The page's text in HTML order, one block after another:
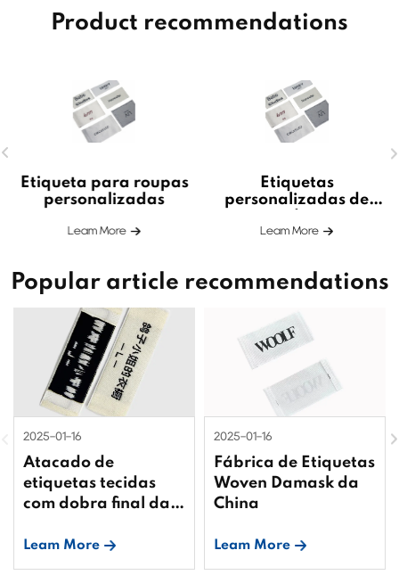
Product recommendations
Etiqueta para roupas
personalizadas
Leam More
Etiquetas
personalizadas de
camisas
Leam More
Popular article recommendations
2025-01-16
Atacado de
etiquetas tecidas
com dobra final da
Leam More
2025-01-16
Fábrica de Etiquetas
Woven Damask da
China
Leam More